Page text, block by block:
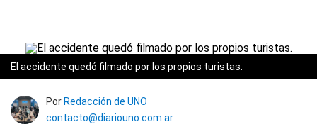
El accidente quedó filmado por los propios turistas.
Por Redacción de UNO
contacto@diariouno.com.ar